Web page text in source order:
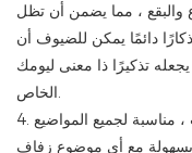
والبقع ، مما يضمن أن تظل
دائمًا يمكن للضيوف أن
تذكيرًا ذا معنى ليومك
الخاص.
، مناسبة لجميع المواضيع